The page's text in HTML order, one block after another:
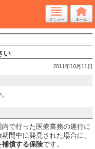
い
2011年10月11日
で行った医療業務の遂行に
間中に発見された場合に、
償する保険です。